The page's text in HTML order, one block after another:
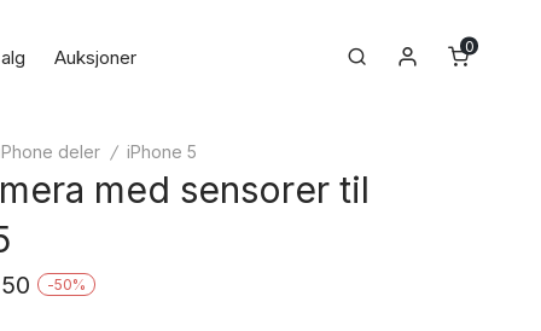
Auksjoner Search Min konto
0
deler / iPhone 5
med sensorer til
Nåværende
-50%